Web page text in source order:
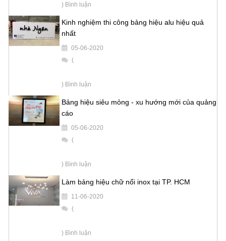
) Bình luận
Kinh nghiệm thi công bảng hiệu alu hiệu quả
nhất
05-06-2020
(
) Bình luận
Bảng hiệu siêu mỏng - xu hướng mới của quảng
cáo
05-06-2020
(
) Bình luận
Làm bảng hiệu chữ nổi inox tại TP. HCM
11-06-2020
(
) Bình luận